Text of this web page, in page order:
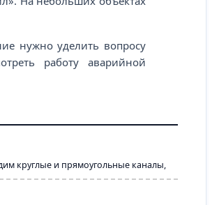
нужно уделить вопросу
работу аварийной
круглые и прямоугольные каналы,